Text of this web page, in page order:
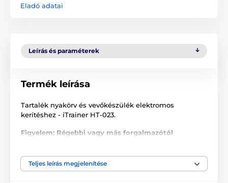
Eladó adatai
Leírás és paraméterek
Termék leírása
Tartalék nyakörv és vevőkészülék elektromos
kerítéshez - iTrainer HT-023.
Figyelem: Régebbi vagy más forgalmazótól
nem állítható.
Teljes leírás megjelenítése